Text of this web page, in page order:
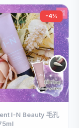
-4%
I-N Beauty 毛孔